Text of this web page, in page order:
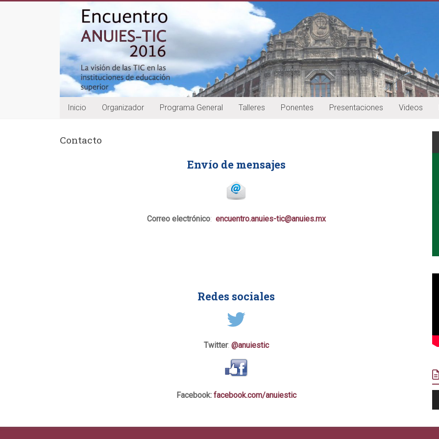
Inicio Organizador Programa General Talleres Ponentes Presentaciones Videos
Contacto
Envío de mensajes
Correo electrónico: encuentro.anuies-tic@anuies.mx
Redes sociales
Twitter: @anuiestic
Facebook: facebook.com/anuiestic